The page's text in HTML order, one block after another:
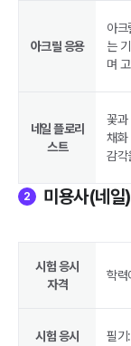
아크릴 응용
아크
는
며
네일 플로리
스트
꽃과
채화
감각
2 미용사(네일
시험 응시
자격
학력
시험 응시 필